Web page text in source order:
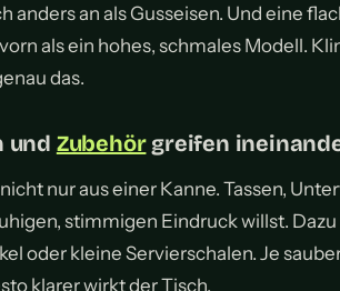
anders an als Gusseisen. Und eine
als ein hohes, schmales Modell.
das.
und Zubehörgreifen
nur aus einer Kanne. Tassen,
stimmigen Eindruck willst.
oder kleine Servierschalen. Je
klarer wirkt der Tisch.